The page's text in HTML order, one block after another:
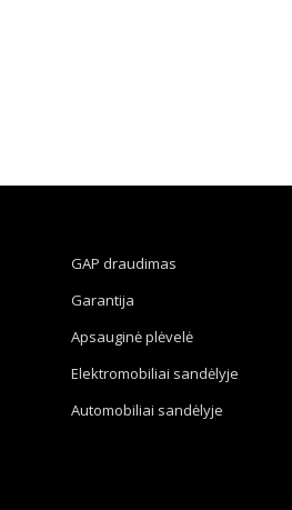
GAP draudimas
Garantija
Apsauginė plėvelė
Elektromobiliai sandėlyje
Automobiliai sandėlyje